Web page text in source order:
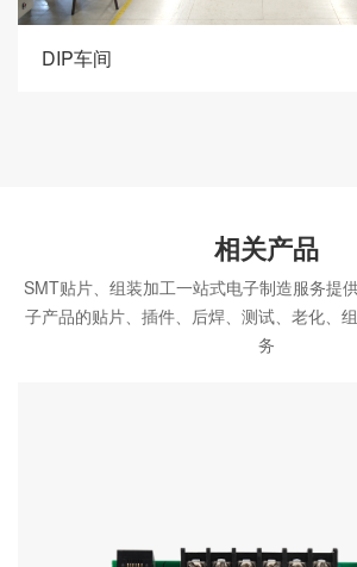
DIP车间
相关产品
SMT贴片、组装加工一站式电子制造服务提
子产品的贴片、插件、后焊、测试、老化、
务